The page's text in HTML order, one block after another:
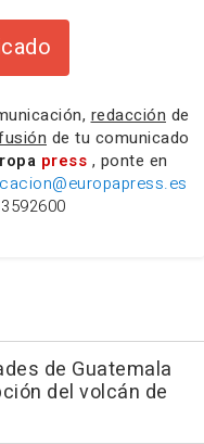
redacción de
de tu comunicado
press , ponte en
de Guatemala
del volcán de